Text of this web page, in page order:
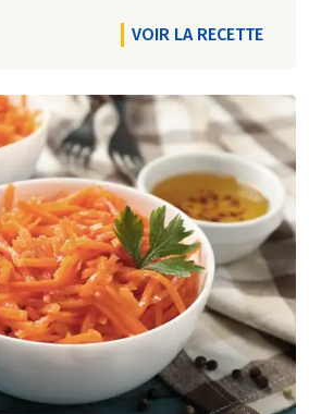
VOIR LA RECETTE